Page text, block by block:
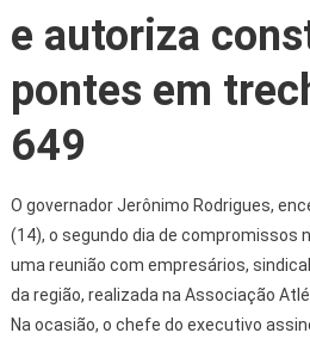
e autoriza
pontes em
649
O governador Jerônimo Rodrigues,
(14), o segundo dia de compromissos
uma reunião com empresários,
da região, realizada na Associação
Na ocasião, o chefe do executivo